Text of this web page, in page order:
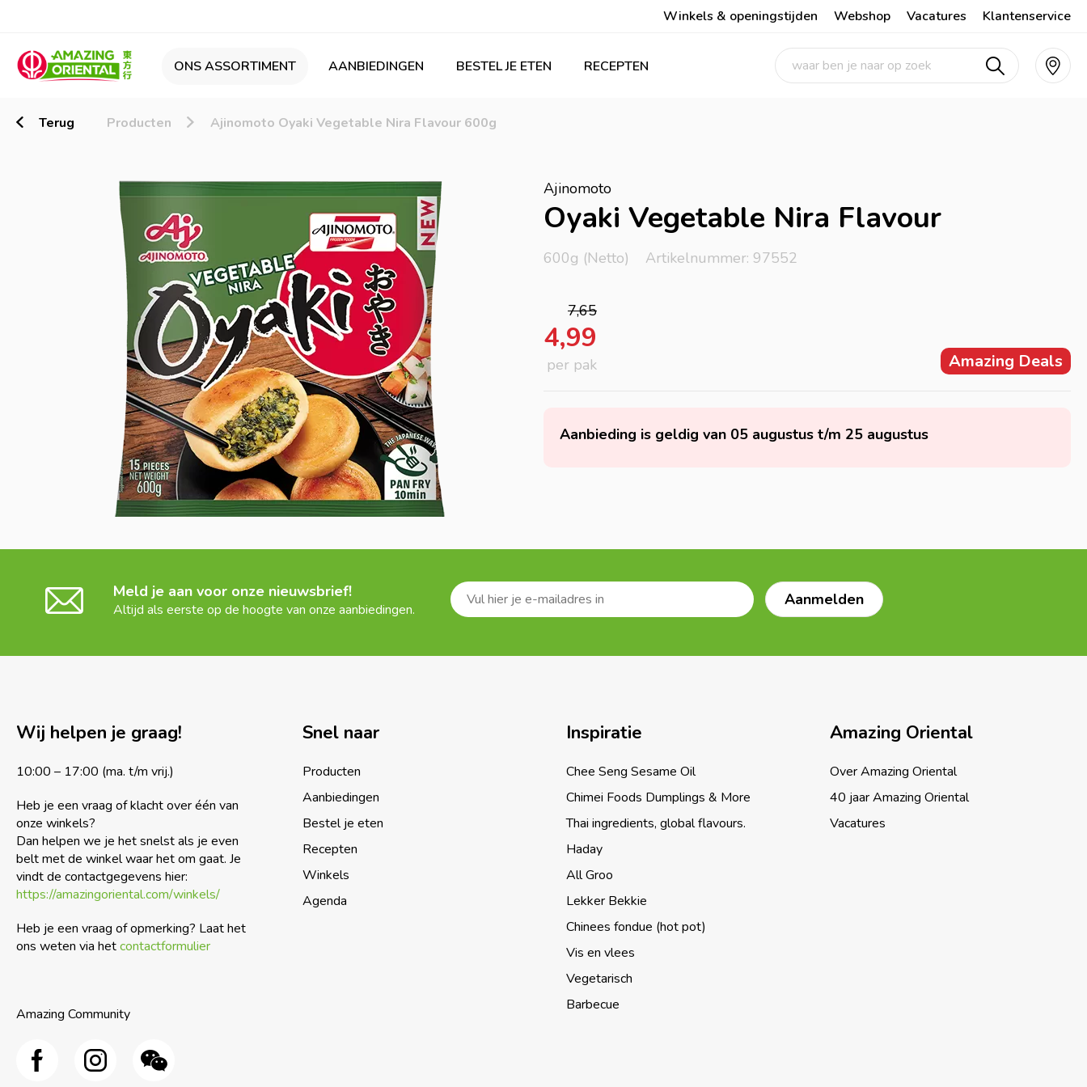
Winkels & openingstijden Webshop Vacatures Klantenservice
ONS ASSORTIMENT AANBIEDINGEN BESTEL JE ETEN RECEPTEN
Terug Producten Ajinomoto Oyaki Vegetable Nira Flavour 600g
Ajinomoto
Oyaki Vegetable Nira Flavour
600g (Netto) Artikelnummer: 97552
7,65
4,99
per pak Amazing Deals
Aanbieding is geldig van 05 augustus t/m 25 augustus
Meld je aan voor onze nieuwsbrief!
Altijd als eerste op de hoogte van onze aanbiedingen.
Wij helpen je graag!
10:00 – 17:00 (ma. t/m vrij.)
Heb je een vraag of klacht over één van
onze winkels?
Dan helpen we je het snelst als je even
belt met de winkel waar het om gaat. Je
vindt de contactgegevens hier:
https://amazingoriental.com/winkels/
Heb je een vraag of opmerking? Laat het
ons weten via hetcontactformulier
Amazing Community
Snel naar
Producten
Aanbiedingen
Bestel je eten
Recepten
Winkels
Agenda
Inspiratie
Chee Seng Sesame Oil
Chimei Foods Dumplings & More
Thai ingredients, global flavours.
Haday
All Groo
Lekker Bekkie
Chinees fondue (hot pot)
Vis en vlees
Vegetarisch
Barbecue
Amazing Oriental
Over Amazing Oriental
40 jaar Amazing Oriental
Vacatures